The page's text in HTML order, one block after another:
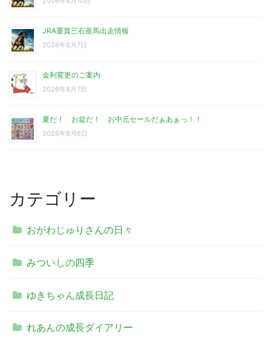
JRA重賞三石産馬出走情報
2026年8月7日
金利変更のご案内
2026年8月7日
夏だ！ お盆だ！ お中元セールだぁあぁっ！！
2026年8月6日
カテゴリー
おがわじゅりさんの日々
みついしの四季
ゆきちゃん成長日記
れあんの成長ダイアリー